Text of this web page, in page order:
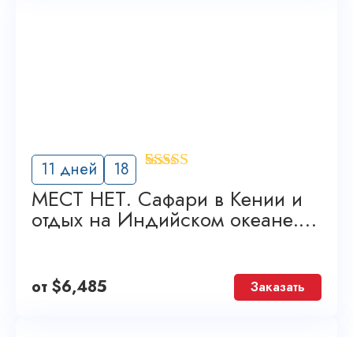
11 дней 18 '
МЕСТ НЕТ. Сафари в Кении и
отдых на Индийском океане.
от $6,485 Заказать